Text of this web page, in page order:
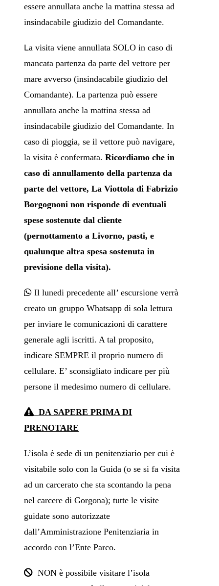
essere annullata anche la mattina stessa ad
insindacabile giudizio del Comandante.
La visita viene annullata SOLO in caso di
mancata partenza da parte del vettore per
mare avverso (insindacabile giudizio del
Comandante). La partenza può essere
annullata anche la mattina stessa ad
insindacabile giudizio del Comandante. In
caso di pioggia, se il vettore può navigare,
la visita è confermata. Ricordiamo che in
caso di annullamento della partenza da
parte del vettore, La Viottola di Fabrizio
Borgognoni non risponde di eventuali
spese sostenute dal cliente
(pernottamento a Livorno, pasti, e
qualunque altra spesa sostenuta in
previsione della visita).
Il lunedi precedente all’ escursione verrà
creato un gruppo Whatsapp di sola lettura
per inviare le comunicazioni di carattere
generale agli iscritti. A tal proposito,
indicare SEMPRE il proprio numero di
cellulare. E’ sconsigliato indicare per più
persone il medesimo numero di cellulare.
DA SAPERE PRIMA DI
PRENOTARE
L’isola è sede di un penitenziario per cui è
visitabile solo con la Guida (o se si fa visita
ad un carcerato che sta scontando la pena
nel carcere di Gorgona); tutte le visite
guidate sono autorizzate
dall’Amministrazione Penitenziaria in
accordo con l’Ente Parco.
NON è possibile visitare l’isola